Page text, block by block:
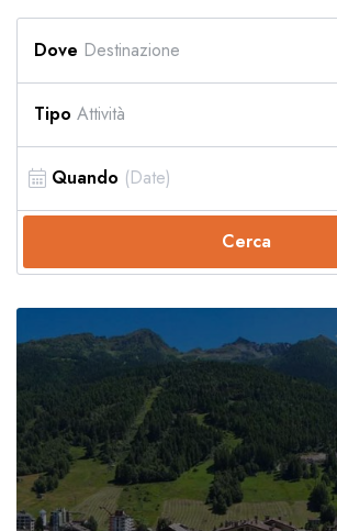
Dove Destinazione
Tipo Attività
Quando
Cerca